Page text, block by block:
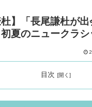
杜】「長尾謙杜が
夏のニュークラシ
目次